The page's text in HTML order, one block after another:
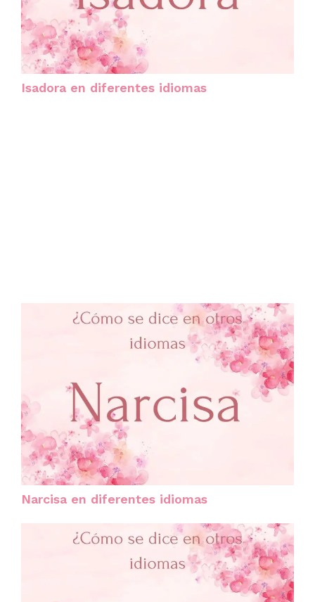
Isadora en diferentes idiomas
Narcisa en diferentes idiomas